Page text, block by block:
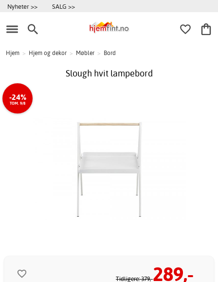
Nyheter >> SALG >>
Hjem > Hjem og dekor > Møbler > Bord
Slough hvit lampebord
-24%
TOM. 9/8
Tidligere: 379,-289,-